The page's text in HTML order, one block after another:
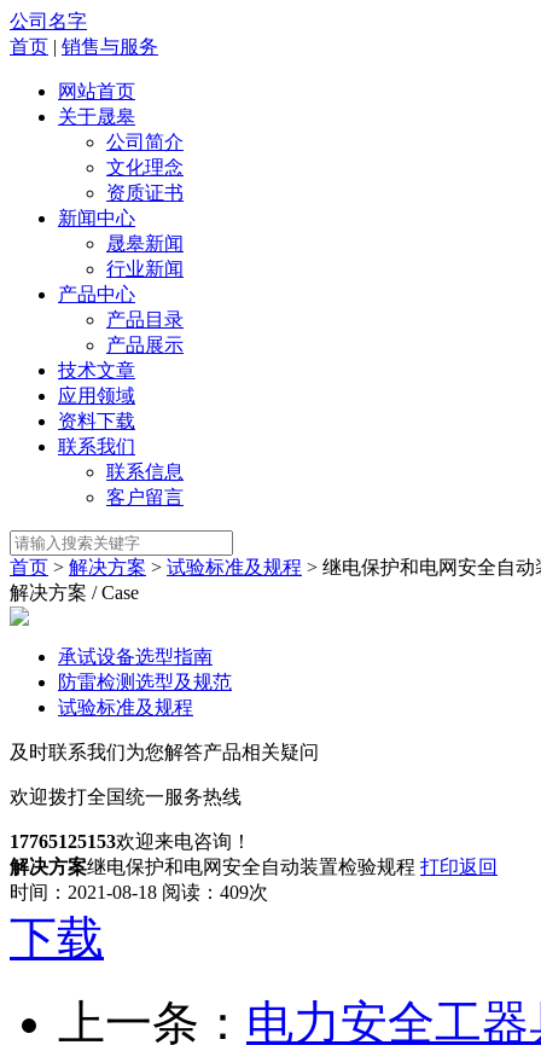
公司名字
首页 | 销售与服务
网站首页
关于晟皋
公司简介
文化理念
资质证书
新闻中心
晟皋新闻
行业新闻
产品中心
产品目录
产品展示
技术文章
应用领域
资料下载
联系我们
联系信息
客户留言
首页 > 解决方案 > 试验标准及规程 > 继电保护和电网安全自
解决方案 / Case
承试设备选型指南
防雷检测选型及规范
试验标准及规程
及时联系我们为您解答产品相关疑问
欢迎拨打全国统一服务热线
17765125153欢迎来电咨询！
解决方案继电保护和电网安全自动装置检验规程 打印返回
时间： 2021-08-18 阅读： 409次
下载
上一条： 电力安全工